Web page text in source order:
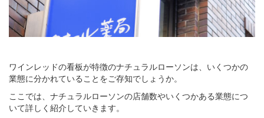
ワインレッドの看板が特徴のナチュラルローソンは、いくつかの
業態に分かれていることをご存知でしょうか。
ここでは、ナチュラルローソンの店舗数やいくつかある業態につ
いて詳しく紹介していきます。